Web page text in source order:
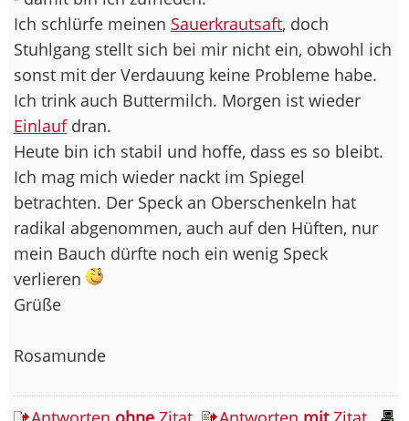
Ich schlürfe meinen Sauerkrautsaft, doch
Stuhlgang stellt sich bei mir nicht ein, obwohl ich
sonst mit der Verdauung keine Probleme habe.
Ich trink auch Buttermilch. Morgen ist wieder
Einlaufdran.
Heute bin ich stabil und hoffe, dass es so bleibt.
Ich mag mich wieder nackt im Spiegel
betrachten. Der Speck an Oberschenkeln hat
radikal abgenommen, auch auf den Hüften, nur
mein Bauch dürfte noch ein wenig Speck
verlieren
Grüße
Rosamunde